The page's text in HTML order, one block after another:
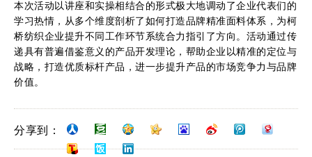
本次活动以讲座和实操相结合的形式极大地调动了企业代表们的
学习热情，从多个维度剖析了如何打造品牌精准面料体系，为柯
桥纺织企业提升不同工作环节系统合力指引了方向。活动通过传
递具有普遍借鉴意义的产品开发理论，帮助企业以精准的定位与
战略，打造优质标杆产品，进一步提升产品的市场竞争力与品牌
价值。
分享到：